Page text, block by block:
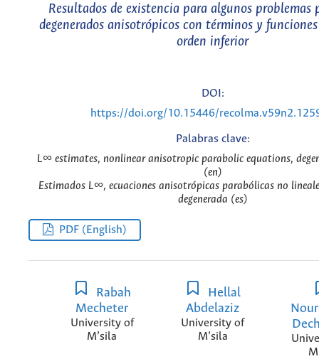
Resultados de existencia para algunos problemas
degenerados anisotrópicos con términos y
orden inferior
DOI:
https://doi.org/10.15446/
Palabras clave:
L∞ estimates, nonlinear anisotropic parabolic equations,
(en)
Estimados L∞, ecuaciones anisotrópicas parabólicas no
degenerada (es)
PDF (English)
Rabah
Mecheter
University of
M’sila
Hellal
Abdelaziz
University of
M’sila